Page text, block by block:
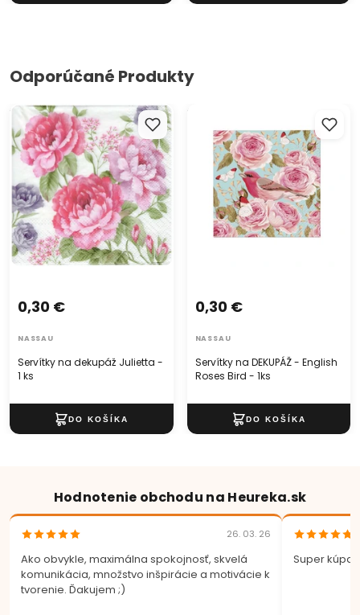
Odporúčané Produkty
Servítky na dekupáž Julietta
- 1 ks
Servítky na dekupáž Julietta -
1 ks
0,30 €
NASSAU
Servítky na DEKUPÁŽ - English
Roses Bird - 1ks
Servítky na DEKUPÁŽ - English
Roses Bird - 1ks
0,30 €
NASSAU
Hodnotenie obchodu na Heureka.sk
26. 03. 26
Ako obvykle, maximálna spokojnosť, skvelá
komunikácia, množstvo inšpirácie a motivácie k
tvorenie. Ďakujem ;)
Super